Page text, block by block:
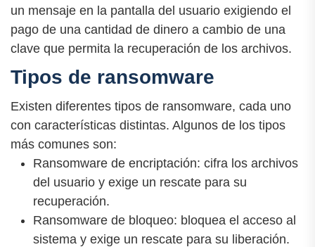
un mensaje en la pantalla del usuario exigiendo el
pago de una cantidad de dinero a cambio de una
clave que permita la recuperación de los archivos.
Tipos de ransomware
Existen diferentes tipos de ransomware, cada uno
con características distintas. Algunos de los tipos
más comunes son:
Ransomware de encriptación: cifra los archivos
del usuario y exige un rescate para su
recuperación.
Ransomware de bloqueo: bloquea el acceso al
sistema y exige un rescate para su liberación.